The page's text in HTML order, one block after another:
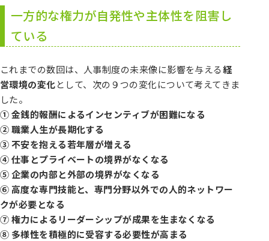
一方的な権力が自発性や主体性を阻害し
ている
これまでの数回は、人事制度の未来像に影響を与える経
営環境の変化として、次の９つの変化について考えてきま
した。
① 金銭的報酬によるインセンティブが困難になる
② 職業人生が長期化する
③ 不安を抱える若年層が増える
④ 仕事とプライベートの境界がなくなる
⑤ 企業の内部と外部の境界がなくなる
⑥ 高度な専門技能と、専門分野以外での人的ネットワー
クが必要となる
⑦ 権力によるリーダーシップが成果を生まなくなる
⑧ 多様性を積極的に受容する必要性が高まる